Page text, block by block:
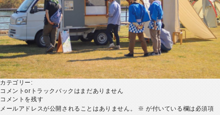
カテゴリー:
コメントorトラックバックはまだありません
コメントを残す
メールアドレスが公開されることはありません。
※ が付いている欄は必須項